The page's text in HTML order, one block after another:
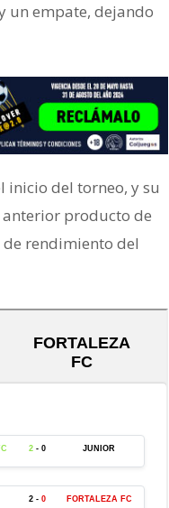
un empate, dejando
inicio del torneo, y su
anterior producto de
rendimiento del